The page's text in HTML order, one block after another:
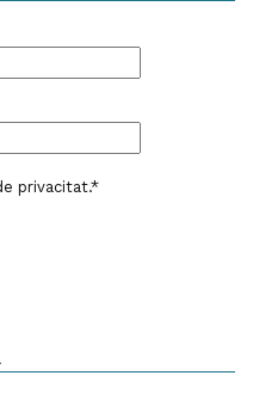
privacitat.*